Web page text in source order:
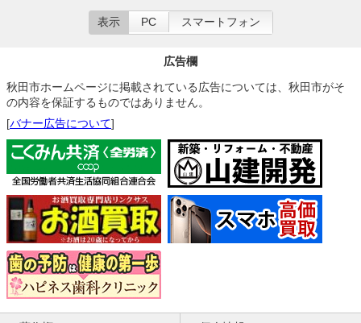
表示 PC スマートフォン
広告欄
秋田市ホームページに掲載されている広告については、秋田市がそ
の内容を保証するものではありません。
[バナー広告について]